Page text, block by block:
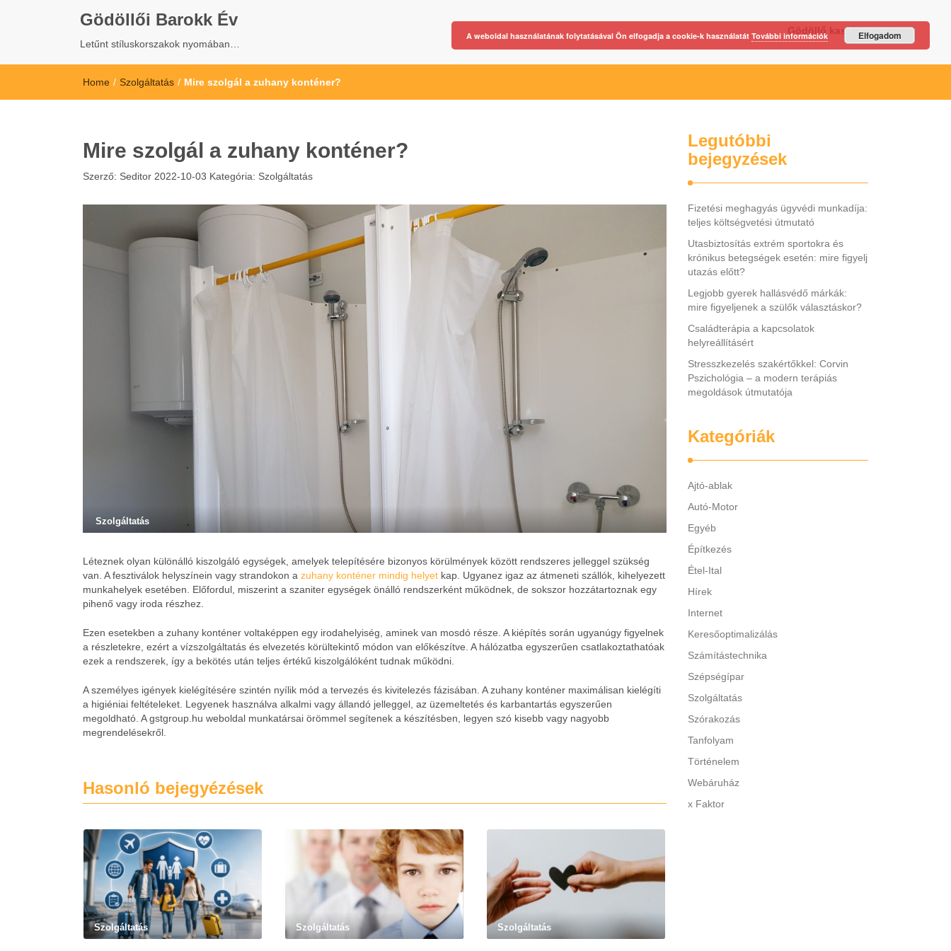
Gödöllői Barokk Év
Letűnt stíluskorszakok nyomában…
Gödöllő kastély
Home / Szolgáltatás / Mire szolgál a zuhany konténer?
Mire szolgál a zuhany konténer?
Szerző: Seditor 2022-10-03 Kategória: Szolgáltatás
Szolgáltatás
Léteznek olyan különálló kiszolgáló egységek, amelyek telepítésére bizonyos körülmények között rendszeres jelleggel szükség
van. A fesztiválok helyszínein vagy strandokon a zuhany konténer mindig helyet kap. Ugyanez igaz az átmeneti szállók, kihelyezett
munkahelyek esetében. Előfordul, miszerint a szaniter egységek önálló rendszerként működnek, de sokszor hozzátartoznak egy
pihenő vagy iroda részhez.
Ezen esetekben a zuhany konténer voltaképpen egy irodahelyiség, aminek van mosdó része. A kiépítés során ugyanúgy figyelnek
a részletekre, ezért a vízszolgáltatás és elvezetés körültekintő módon van előkészítve. A hálózatba egyszerűen csatlakoztathatóak
ezek a rendszerek, így a bekötés után teljes értékű kiszolgálóként tudnak működni.
A személyes igények kielégítésére szintén nyílik mód a tervezés és kivitelezés fázisában. A zuhany konténer maximálisan kielégíti
a higiéniai feltételeket. Legyenek használva alkalmi vagy állandó jelleggel, az üzemeltetés és karbantartás egyszerűen
megoldható. A gstgroup.hu weboldal munkatársai örömmel segítenek a készítésben, legyen szó kisebb vagy nagyobb
megrendelésekről.
Hasonló bejegyézések
Szolgáltatás Szolgáltatás Szolgáltatás
Legutóbbi
bejegyzések
Fizetési meghagyás ügyvédi munkadíja:
teljes költségvetési útmutató
Utasbiztosítás extrém sportokra és
krónikus betegségek esetén: mire figyelj
utazás előtt?
Legjobb gyerek hallásvédő márkák:
mire figyeljenek a szülők választáskor?
Családterápia a kapcsolatok
helyreállításért
Stresszkezelés szakértőkkel: Corvin
Pszichológia – a modern terápiás
megoldások útmutatója
Kategóriák
Ajtó-ablak
Autó-Motor
Egyéb
Építkezés
Étel-Ital
Hírek
Internet
Keresőoptimalizálás
Számítástechnika
Szépségípar
Szolgáltatás
Szórakozás
Tanfolyam
Történelem
Webáruház
x Faktor
A weboldal használatának folytatásával Ön elfogadja a cookie-k használatát További információk Elfogadom